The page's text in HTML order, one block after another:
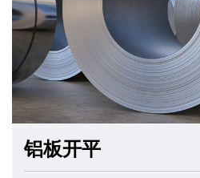
铝板开平